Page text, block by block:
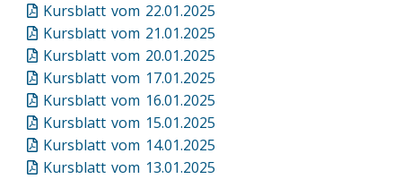
Kursblatt vom 22.01.2025
Kursblatt vom 21.01.2025
Kursblatt vom 20.01.2025
Kursblatt vom 17.01.2025
Kursblatt vom 16.01.2025
Kursblatt vom 15.01.2025
Kursblatt vom 14.01.2025
Kursblatt vom 13.01.2025